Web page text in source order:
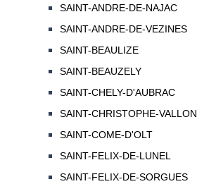
SAINT-ANDRE-DE-NAJAC
SAINT-ANDRE-DE-VEZINES
SAINT-BEAULIZE
SAINT-BEAUZELY
SAINT-CHELY-D'AUBRAC
SAINT-CHRISTOPHE-VALLON
SAINT-COME-D'OLT
SAINT-FELIX-DE-LUNEL
SAINT-FELIX-DE-SORGUES